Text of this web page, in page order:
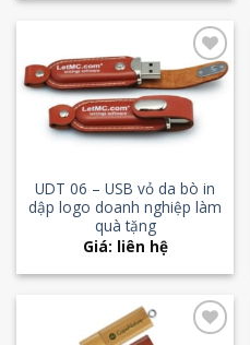
Add to
Wishlist
UDT 06 – USB vỏ da bò in
dập logo doanh nghiệp làm
quà tặng
Giá: liên hệ